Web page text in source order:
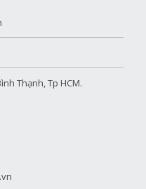
Thạnh, Tp HCM.